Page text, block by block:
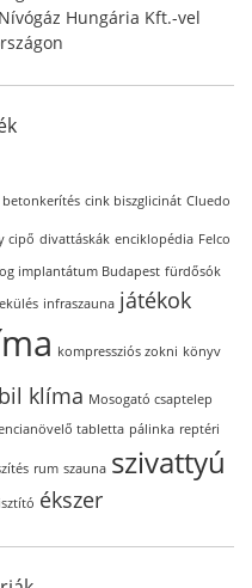
Hungária Kft.-vel
betonkerítés cink biszglicinát Cluedo
cipő divattáskák enciklopédia Felco
implantátum Budapest fürdősók
infraszauna játékok
kompressziós zokni könyv
klíma Mosogató csaptelep
tabletta pálinka reptéri
rum szauna szivattyú
ékszer